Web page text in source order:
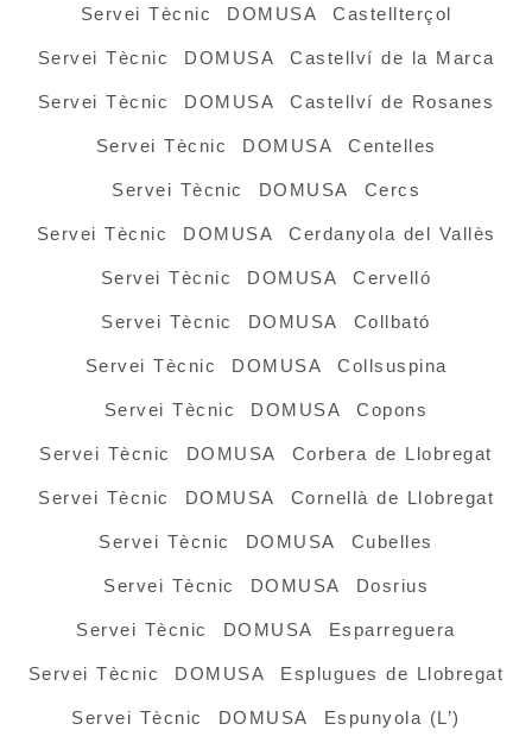
Servei Tècnic DOMUSA Castellterçol
Servei Tècnic DOMUSA Castellví de la Marca
Servei Tècnic DOMUSA Castellví de Rosanes
Servei Tècnic DOMUSA Centelles
Servei Tècnic DOMUSA Cercs
Servei Tècnic DOMUSA Cerdanyola del Vallès
Servei Tècnic DOMUSA Cervelló
Servei Tècnic DOMUSA Collbató
Servei Tècnic DOMUSA Collsuspina
Servei Tècnic DOMUSA Copons
Servei Tècnic DOMUSA Corbera de Llobregat
Servei Tècnic DOMUSA Cornellà de Llobregat
Servei Tècnic DOMUSA Cubelles
Servei Tècnic DOMUSA Dosrius
Servei Tècnic DOMUSA Esparreguera
Servei Tècnic DOMUSA Esplugues de Llobregat
Servei Tècnic DOMUSA Espunyola (L’)